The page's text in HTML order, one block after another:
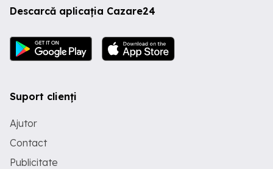
Descarcă aplicația Cazare24
Suport clienți
Ajutor
Contact
Publicitate